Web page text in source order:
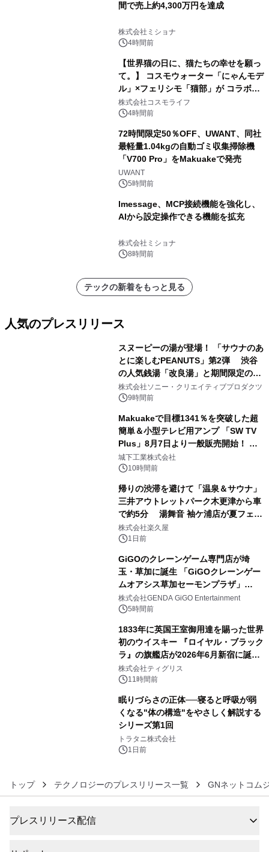
間で売上約4,300万円を達成
株式会社ミショナ
4時間前
【世界猫の日に、猫たちの幸せを願っ
て。】 コスモウォーター「にゃんモデ
ル」×フェリシモ「猫部」が コラボキ
ャンペーンを実施
株式会社コスモライフ
4時間前
72時間限定50％OFF、UWANT、同社
最軽量1.04kgの自動ゴミ収集掃除機
「V700 Pro」をMakuakeで発売
UWANT
5時間前
lmessage、MCP接続機能を強化し、
AIから設定操作できる機能を拡充
株式会社ミショナ
8時間前
テックの新着をもっと見る
人気のプレスリリース
スヌーピーの湯が登場！ 「サウナのあ
とに楽しむPEANUTS」第2弾 渋谷
の人気銭湯「改良湯」と期間限定のコ
ラボレーション サウナイキタイコラ
ボグッズも発売決定！
株式会社ソニー・クリエイティブプロダクツ
9時間前
Makuakeで目標1341％を突破した超
簡単＆小型テレビ用アンプ 「SW TV
Plus」8月7日より一般販売開始！ ケ
ーブル1本つなぐだけ、テレビの音が
ぐっと豊かに
城下工業株式会社
10時間前
帰りの渋滞を避けて「温泉＆サウナ」
三井アウトレットパーク木更津から車
で約5分 湯舞音 袖ケ浦店が夏フェア
メニューを提供
株式会社楽久屋
1日前
GiGOのクレーンゲーム専門店が埼
玉・草加に誕生 「GiGOクレーンゲー
ムオアシス草加セーモンプラザ」
2026年8月7日(金)10時グランドオープ
ン
株式会社GENDA GiGO Entertainment
5時間前
1833年に英国王室御用達を賜った世界
初のウイスキー 『ロイヤル・ブラック
ラ』の旗艦店が2026年6月新宿に誕
生 バカルディ ジャパンと連携した
没入型バー「BAR Arca」
株式会社ティグリス
11時間前
眠りづらさの正体──寝ると呼吸が弱
くなる"体の構造"をやさしく解説する
シリーズ第1回
トラタニ株式会社
1日前
トップ テクノロジーのプレスリリース一覧 GNネットコム
プレスリリース配信